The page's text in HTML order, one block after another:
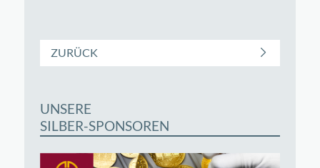
ZURÜCK
UNSERE
SILBER-SPONSOREN